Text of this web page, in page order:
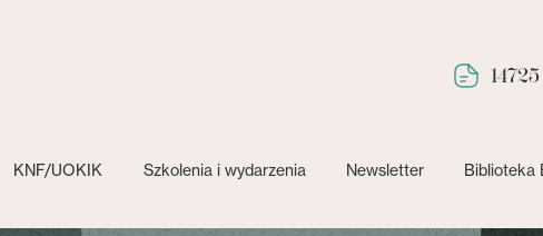
14725
KNF/UOKIK Szkolenia i wydarzenia Newsletter Biblioteka